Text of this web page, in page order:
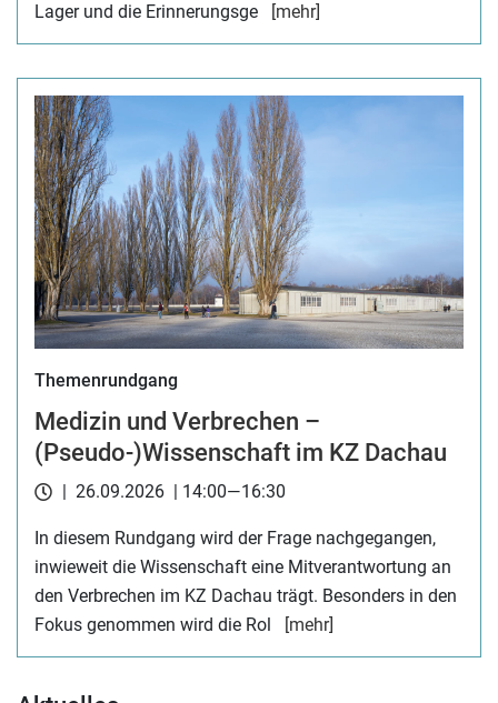
Lager und die Erinnerungsge [mehr]
Themenrundgang
Medizin und Verbrechen –
(Pseudo-)Wissenschaft im KZ Dachau
| 26.09.2026 | 14:00—16:30
In diesem Rundgang wird der Frage nachgegangen,
inwieweit die Wissenschaft eine Mitverantwortung an
den Verbrechen im KZ Dachau trägt. Besonders in den
Fokus genommen wird die Rol
[mehr]